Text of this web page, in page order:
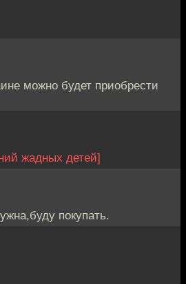
можно будет приобрести
жадных детей]
покупать.